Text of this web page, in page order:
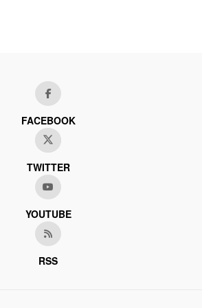
FACEBOOK
TWITTER
YOUTUBE
RSS